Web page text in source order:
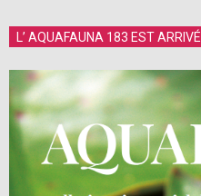
L’ AQUAFAUNA 183 EST ARRIVÉ